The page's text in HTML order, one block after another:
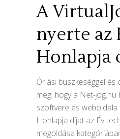
A
nyerte az
Honlapja
Óriási büszkeséggel
meg, hogy a Net-jog.hu
szoftvere és weboldala
Honlapja díjat az Év
megoldása